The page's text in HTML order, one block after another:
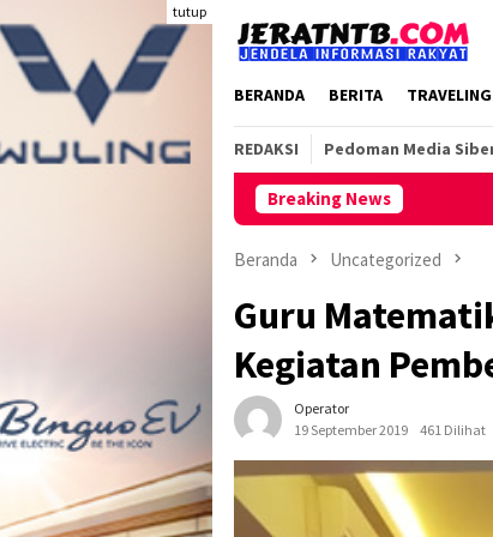
ke
konten
tutup
BERANDA BERITA TRAVELING
REDAKSI Pedoman Media
Breaking News
Beranda Uncategorized
Guru
Kegiatan
Operator
19 September 2019
461 Dilihat